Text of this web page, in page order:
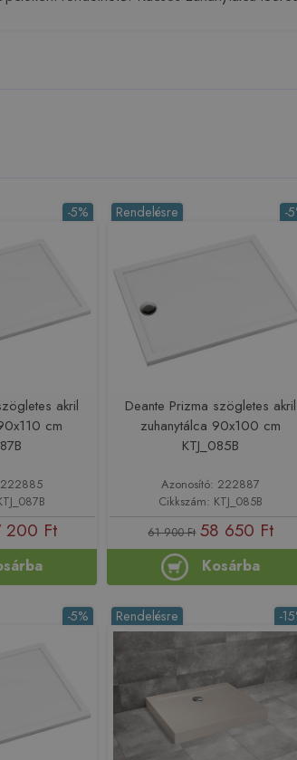
-5%
akril
cm
200 Ft
-
Rendelésre
Deante Prizma szögletes akril
zuhanytálca 90x100 cm
KTJ_085B
Azonosító: 222887
Cikkszám: KTJ_085B
61 900 Ft 58 650 Ft
Kosárba
-5% -
Rendelésre